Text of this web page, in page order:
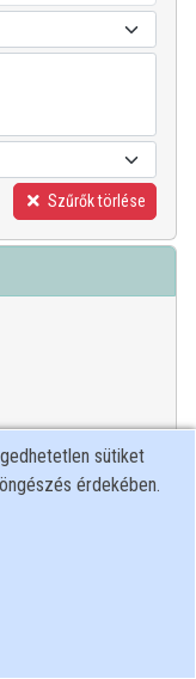
Szűrők törlése
sütiket
érdekében.